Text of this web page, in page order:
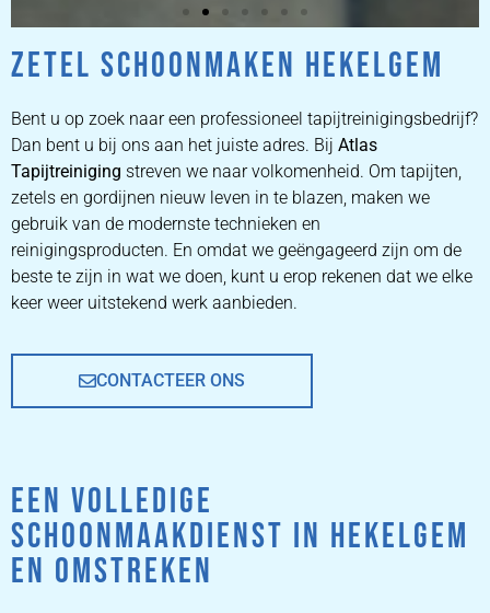
ZETEL
REINIGEN
ZETEL REINIGEN DOOR
PROFESSIONALS
PRIJZEN
ZETEL SCHOONMAKEN HEKELGEM
Bent u op zoek naar een professioneel tapijtreinigingsbedrijf?
Dan bent u bij ons aan het juiste adres. Bij Atlas
Tapijtreiniging streven we naar volkomenheid. Om tapijten,
zetels en gordijnen nieuw leven in te blazen, maken we
gebruik van de modernste technieken en
reinigingsproducten. En omdat we geëngageerd zijn om de
beste te zijn in wat we doen, kunt u erop rekenen dat we elke
keer weer uitstekend werk aanbieden.
CONTACTEER ONS
EEN VOLLEDIGE
SCHOONMAAKDIENST IN HEKELGEM
EN OMSTREKEN